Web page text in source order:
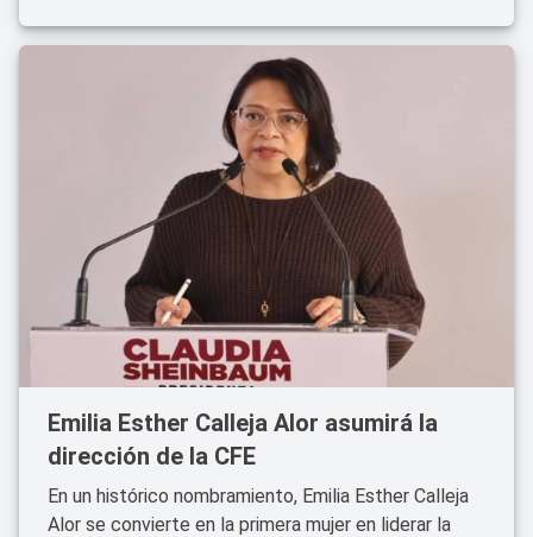
Emilia Esther Calleja Alor asumirá la
dirección de la CFE
En un histórico nombramiento, Emilia Esther Calleja
Alor se convierte en la primera mujer en liderar la